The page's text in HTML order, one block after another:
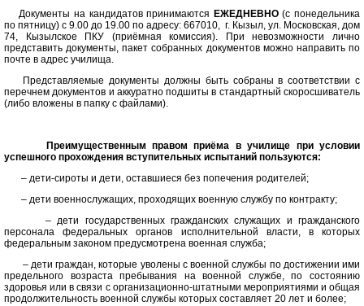
Документы на кандидатов принимаются ЕЖЕДНЕВНО(с понедельника
по пятницу) с 9.00 до 19.00 по адресу: 667010, г. Кызыл, ул. Московская, дом
74, Кызылское ПКУ (приёмная комиссия). При невозможности лично
представить документы, пакет собранных документов можно направить по
почте в адрес училища.
Представляемые документы должны быть собраны в соответствии с
перечнем документов и аккуратно подшиты в стандартный скоросшиватель
(либо вложены в папку с файлами).
Преимущественным правом приёма в училище при условии
успешного прохождения вступительных испытаний пользуются:
– дети-сироты и дети, оставшиеся без попечения родителей;
– дети военнослужащих, проходящих военную службу по контракту;
– дети государственных гражданских служащих и гражданского
персонала федеральных органов исполнительной власти, в которых
федеральным законом предусмотрена военная служба;
– дети граждан, которые уволены с военной службы по достижении ими
предельного возраста пребывания на военной службе, по состоянию
здоровья или в связи с организационно-штатными мероприятиями и общая
продолжительность военной службы которых составляет 20 лет и более;